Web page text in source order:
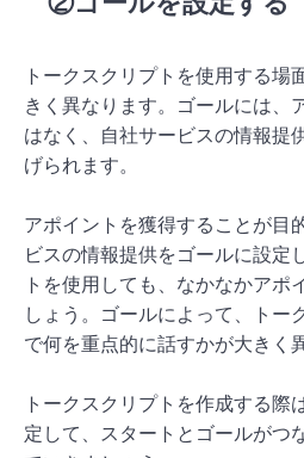
トークスクリプトを使用する場
きく異なります。ゴールには、
はなく、自社サービスの情報提
げられます。
アポイントを獲得することが目
ビスの情報提供をゴールに設定
トを使用しても、なかなかアポ
しょう。ゴールによって、トー
で何を重点的に話すかが大きく
トークスクリプトを作成する際
定して、スタートとゴールがつ